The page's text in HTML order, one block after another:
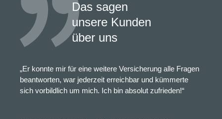
Das sagen
unsere Kunden
über uns
„Er konnte mir für eine weitere Versicherung alle Fragen
beantworten, war jederzeit erreichbar und kümmerte
sich vorbildlich um mich. Ich bin absolut zufrieden!“